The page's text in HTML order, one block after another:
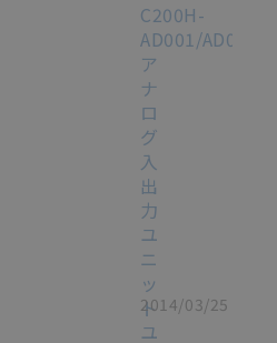
C200H-
AD001/AD002/
ア
ナ
ロ
グ
入
出
力
ユ
ニ
ッ
ト
ユ
2014/03/25